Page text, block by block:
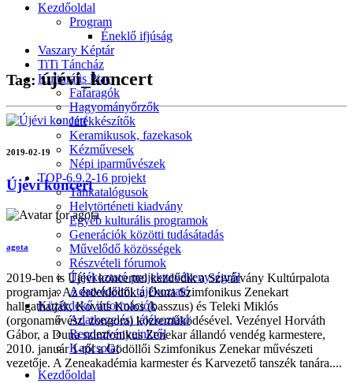
Kezdőoldal
Program
Éneklő ifjúság
Vaszary Képtár
TiTi Táncház
Kulturális Piac
Fafaragók
Hagyományőrzők
Játékkészítők
Keramikusok, fazekasok
Kézművesek
Népi iparművészek
TOP-6.9.2-16 projekt
Tankatalógusok
Helytörténeti kiadvány
Egyéb kulturális programok
Generációk közötti tudásátadás
Művelődő közösségek
Részvételi fórumok
Tájékoztató projekttevékenységről
Adatvédelmi tájékoztató
Közérdekű információk
Adatkezelési tájékoztató
Rendezvényeinkről
Kapcsolat
Kezdőoldal
Tag:újévi_koncert
2019-02-19
Újévi koncert
agota
2019-ben is Újévi koncerttel kezdődik a Szivárvány Kultúrpalota
programja. Az érdeklődők a Duna Szimfonikus Zenekart
hallgathatják, Kováts Kolos (basszus) és Teleki Miklós
(orgonaművész, zongora) közreműködésével. Vezényel Horváth
Gábor, a Duna szimfonikus Zenekar állandó vendég karmestere,
2010. január 1-től a Gödöllői Szimfonikus Zenekar művészeti
vezetője. A Zeneakadémia karmester és Karvezető tanszék tanára....